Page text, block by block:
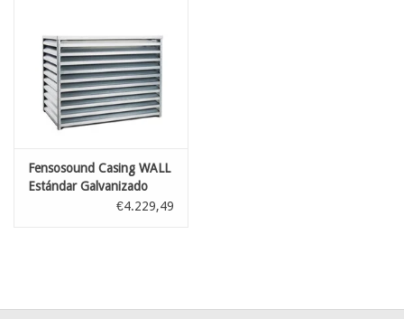
Fensosound Casing WALL
Estándar Galvanizado
€4.229,49